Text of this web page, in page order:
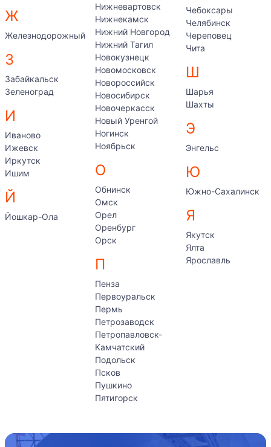
Ж
Железнодорожный
З
Забайкальск
Зеленоград
И
Иваново
Ижевск
Иркутск
Ишим
Й
Йошкар-Ола
Нижневартовск
Нижнекамск
Нижний Новгород
Нижний Тагил
Новокузнецк
Новомосковск
Новороссийск
Новосибирск
Новочеркасск
Новый Уренгой
Ногинск
Ноябрьск
О
Обнинск
Омск
Орел
Оренбург
Орск
П
Пенза
Первоуральск
Пермь
Петрозаводск
Петропавловск-
Камчатский
Подольск
Псков
Пушкино
Пятигорск
Чебоксары
Челябинск
Череповец
Чита
Ш
Шарья
Шахты
Э
Энгельс
Ю
Южно-Сахалинск
Я
Якутск
Ялта
Ярославль